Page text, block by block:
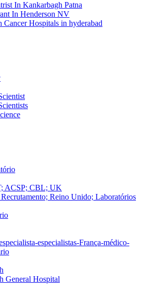
In Kankarbagh Patna
In Henderson NV
Cancer Hospitals in hyderabad
ACSP; CBL; UK
Reino Unido; Laboratórios
especialistas-França-médico-
General Hospital